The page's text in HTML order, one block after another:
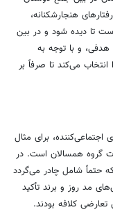
هنجارشکنانه،
تا دیده شود و در بین
و با توجه به
می‌کند تا صرفاً بر
برای مثال
گروه همسالان است. در
حتماً شامل چادر می‌گردد
مد روز و برند تأکید
کلافه بودند.